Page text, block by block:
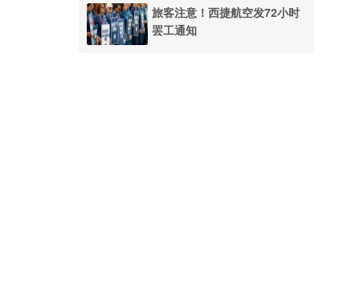
旅客注意！西捷航空发72小时
罢工通知